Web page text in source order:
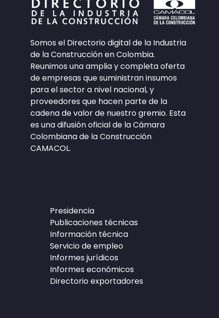
Somos el Directorio digital de la Industria
de la Construcción en Colombia.
Reunimos una amplia y completa oferta
de empresas que suministran insumos
para el sector a nivel nacional, y
proveedores que hacen parte de la
cadena de valor de nuestro gremio. Esta
es una difusión oficial de la Cámara
Colombiana de la Construcción
CAMACOL.
Presidencia
Publicaciones técnicas
Información técnica
Servicio de empleo
Informes jurídicos
Informes económicos
Directorio exportadores